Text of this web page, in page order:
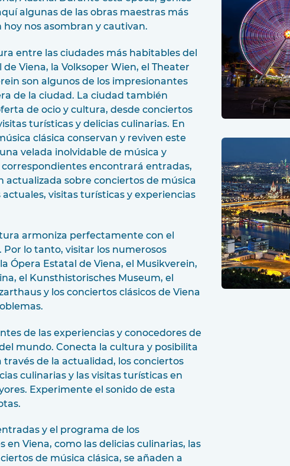
algunas de las obras maestras más
nos asombran y cautivan.
entre las ciudades más habitables del
Viena, la Volksoper Wien, el Theater
son algunos de los impresionantes
de la ciudad. La ciudad también
de ocio y cultura, desde conciertos
turísticas y delicias culinarias. En
clásica conservan y reviven este
velada inolvidable de música y
correspondientes encontrará entradas,
actualizada sobre conciertos de música
visitas turísticas y experiencias
armoniza perfectamente con el
Por lo tanto, visitar los numerosos
Ópera Estatal de Viena, el Musikverein,
el Kunsthistorisches Museum, el
y los conciertos clásicos de Viena
de las experiencias y conocedores de
mundo. Conecta la cultura y posibilita
de la actualidad, los conciertos
culinarias y las visitas turísticas en
Experimente el sonido de esta
y el programa de los
Viena, como las delicias culinarias, las
de música clásica, se añaden a